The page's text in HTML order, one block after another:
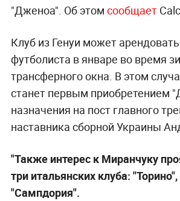
"Дженоа". Об этом сообщает
Клуб из Генуи может
футболиста в январе во время
трансферного окна. В этом
станет первым приобретением
назначения на пост главного
наставника сборной Украины
"Также интерес к Миранчуку
три итальянских клуба:
"Сампдория".